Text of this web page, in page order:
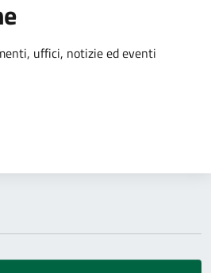
uffici, notizie ed eventi